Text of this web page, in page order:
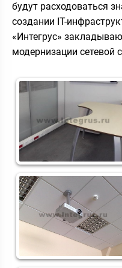
будут расходоваться
создании IT-
«Интегрус»
модернизации сетевой